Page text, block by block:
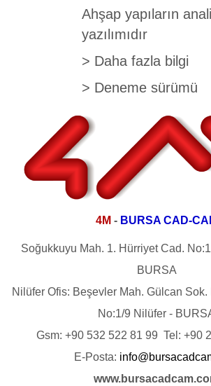
Ahşap yapıların
yazılımıdır
> Daha fazla bilgi
> Deneme sürümü
4M - BURSA CAD-
Soğukkuyu Mah. 1. Hürriyet Cad.
BURSA
Nilüfer Ofis: Beşevler Mah. Gülcan
No:1/9 Nilüfer -
Gsm: +90 532 522 81 99 Tel: +90
E-Posta: